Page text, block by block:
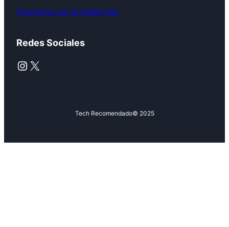
Contacta con la redacción
Redes Sociales
Instagram X
Tech Recomendado© 2025